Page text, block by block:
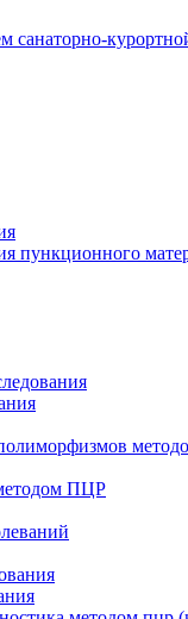
санаторно-
пункционного
ПЦР